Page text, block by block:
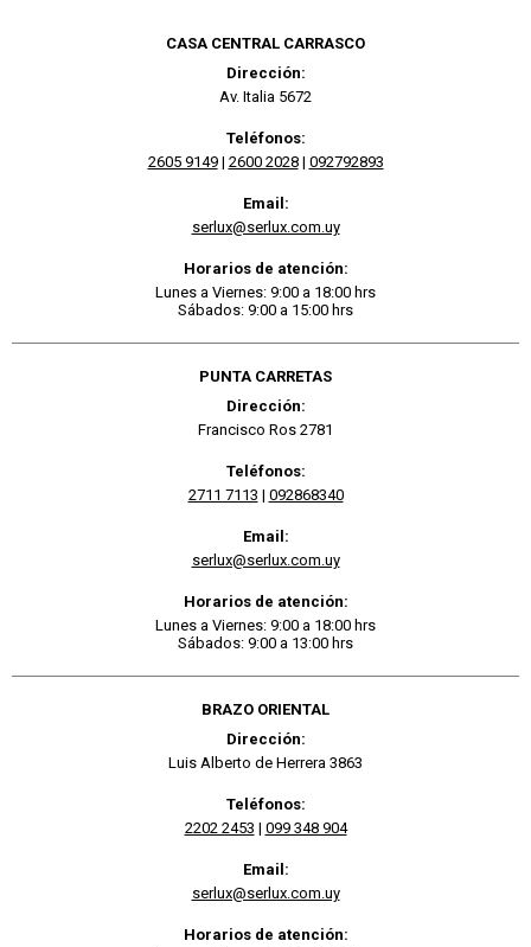
CASA CENTRAL CARRASCO
Dirección:
Av. Italia 5672
Teléfonos:
2605 9149| 2600 2028| 092792893
Email:
serlux@serlux.com.uy
Horarios de atención:
Lunes a Viernes: 9:00 a 18:00 hrs
Sábados: 9:00 a 15:00 hrs
PUNTA CARRETAS
Dirección:
Francisco Ros 2781
Teléfonos:
2711 7113 | 092868340
Email:
serlux@serlux.com.uy
Horarios de atención:
Lunes a Viernes: 9:00 a 18:00 hrs
Sábados: 9:00 a 13:00 hrs
BRAZO ORIENTAL
Dirección:
Luis Alberto de Herrera 3863
Teléfonos:
2202 2453 | 099 348 904
Email:
serlux@serlux.com.uy
Horarios de atención: